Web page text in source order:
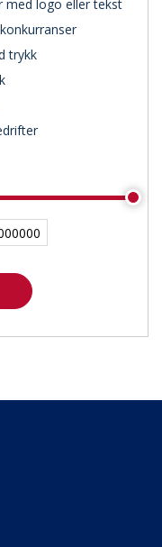
med logo eller tekst
trykk